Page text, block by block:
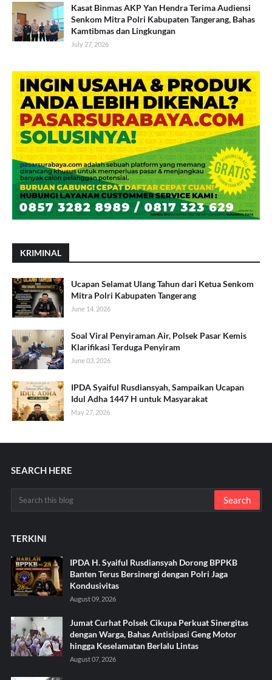
Kasat Binmas AKP Yan Hendra Terima Audiensi
Senkom Mitra Polri Kabupaten Tangerang, Bahas
Kamtibmas dan Lingkungan
July 27, 2026
KRIMINAL
Ucapan Selamat Ulang Tahun dari Ketua Senkom
Mitra Polri Kabupaten Tangerang
June 14, 2026
Soal Viral Penyiraman Air, Polsek Pasar Kemis
Klarifikasi Terduga Penyiram
June 03, 2026
IPDA Syaiful Rusdiansyah, Sampaikan Ucapan
Idul Adha 1447 H untuk Masyarakat
May 27, 2026
SEARCH HERE
TERKINI
IPDA H. Syaiful Rusdiansyah Dorong BPPKB
Banten Terus Bersinergi dengan Polri Jaga
Kondusivitas
August 09, 2026
Jumat Curhat Polsek Cikupa Perkuat Sinergitas
dengan Warga, Bahas Antisipasi Geng Motor
hingga Keselamatan Berlalu Lintas
August 07, 2026